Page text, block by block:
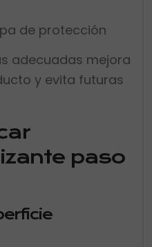
de protección
adecuadas mejora
y evita futuras
paso